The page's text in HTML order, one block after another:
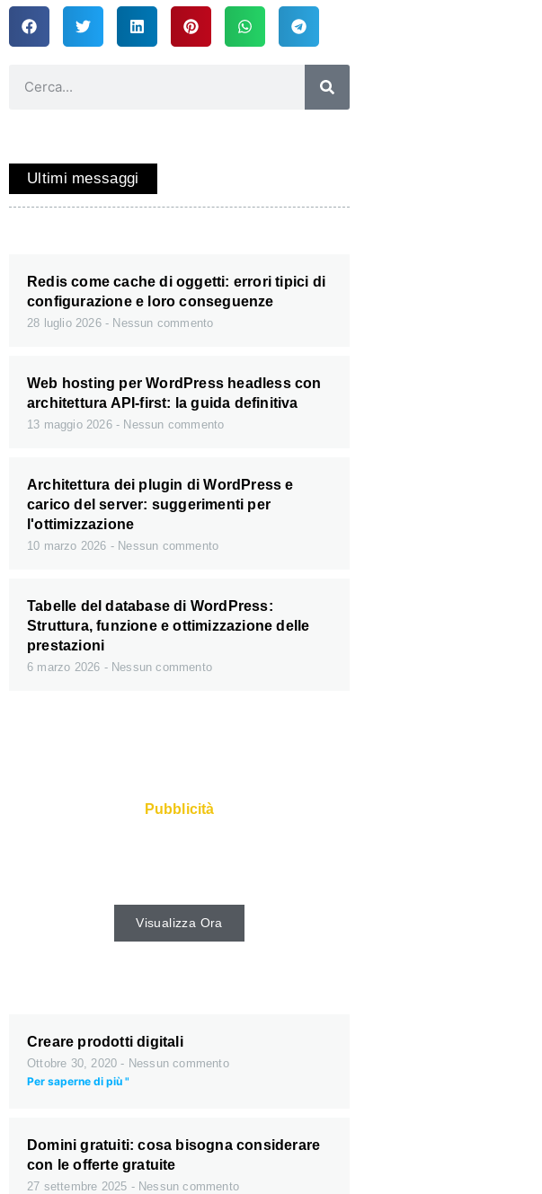
Ultimi messaggi
Redis come cache di oggetti: errori tipici di
configurazione e loro conseguenze
28 luglio 2026 Nessun commento
Web hosting per WordPress headless con
architettura API-first: la guida definitiva
13 maggio 2026 Nessun commento
Architettura dei plugin di WordPress e
carico del server: suggerimenti per
l'ottimizzazione
10 marzo 2026 Nessun commento
Tabelle del database di WordPress:
Struttura, funzione e ottimizzazione delle
prestazioni
6 marzo 2026 Nessun commento
Pubblicità
Visualizza Ora
Creare prodotti digitali
Ottobre 30, 2020
Nessun commento
Per saperne di più "
Domini gratuiti: cosa bisogna considerare
con le offerte gratuite
27 settembre 2025 Nessun commento